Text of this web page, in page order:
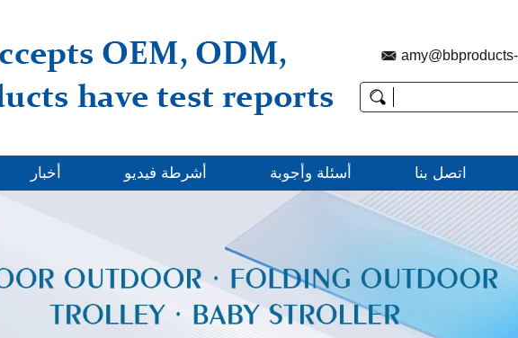
أخبار أشرطة فيديو أسئلة وأجوبة اتصل بنا